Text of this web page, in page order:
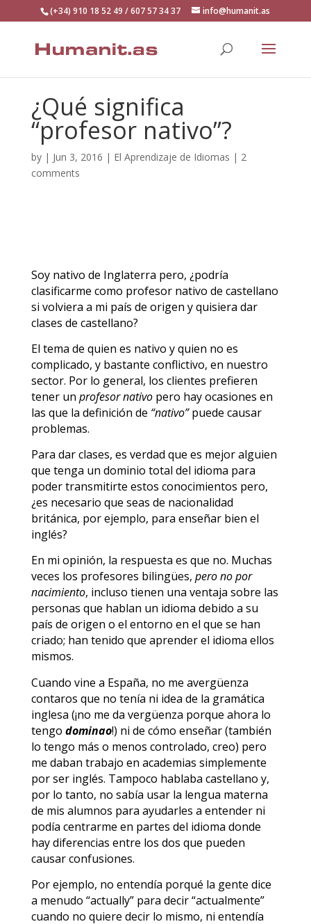
(+34) 910 18 52 49 / 607 57 34 37 info@humanit.as
¿Qué significa
“profesor nativo”?
by | Jun 3, 2016 | El Aprendizaje de Idiomas | 2
comments
Soy nativo de Inglaterra pero, ¿podría
clasificarme como profesor nativo de castellano
si volviera a mi país de origen y quisiera dar
clases de castellano?
El tema de quien es nativo y quien no es
complicado, y bastante conflictivo, en nuestro
sector. Por lo general, los clientes prefieren
tener un profesor nativopero hay ocasiones en
las que la definición de “nativo”puede causar
problemas.
Para dar clases, es verdad que es mejor alguien
que tenga un dominio total del idioma para
poder transmitirte estos conocimientos pero,
¿es necesario que seas de nacionalidad
británica, por ejemplo, para enseñar bien el
inglés?
En mi opinión, la respuesta es que no. Muchas
veces los profesores bilingües, pero no por
nacimiento, incluso tienen una ventaja sobre las
personas que hablan un idioma debido a su
país de origen o el entorno en el que se han
criado; han tenido que aprender el idioma ellos
mismos.
Cuando vine a España, no me avergüenza
contaros que no tenía ni idea de la gramática
inglesa (¡no me da vergüenza porque ahora lo
tengo dominao!) ni de cómo enseñar (también
lo tengo más o menos controlado, creo) pero
me daban trabajo en academias simplemente
por ser inglés. Tampoco hablaba castellano y,
por lo tanto, no sabía usar la lengua materna
de mis alumnos para ayudarles a entender ni
podía centrarme en partes del idioma donde
hay diferencias entre los dos que pueden
causar confusiones.
Por ejemplo, no entendía porqué la gente dice
a menudo “actually” para decir “actualmente”
cuando no quiere decir lo mismo, ni entendía